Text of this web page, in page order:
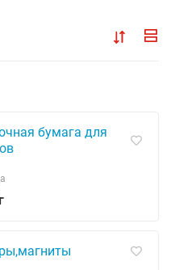
бумага для